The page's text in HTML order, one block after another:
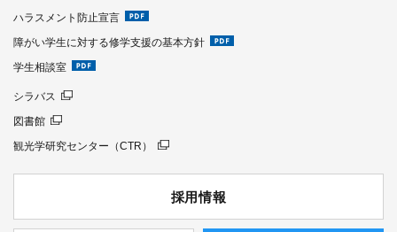
ハラスメント防止宣言
障がい学生に対する修学支援の基本方針
学生相談室
シラバス
図書館
観光学研究センター（CTR）
採用情報